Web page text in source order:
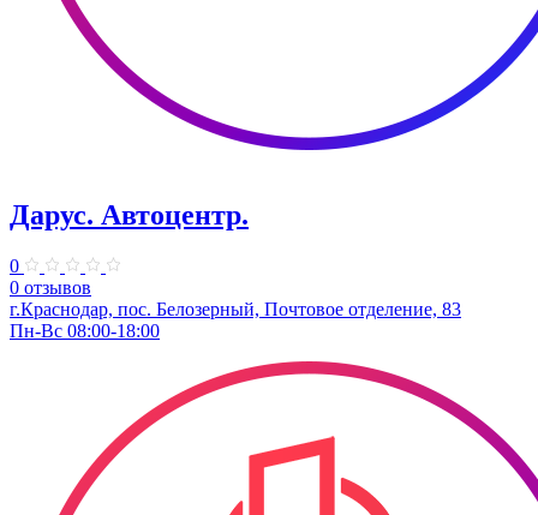
Дарус. Автоцентр.
0
0 отзывов
г.Краснодар, пос. Белозерный, Почтовое отделение, 83
Пн-Вс 08:00-18:00